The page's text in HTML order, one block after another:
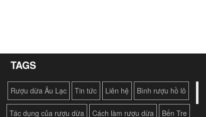
TAGS
Rượu dừa Âu Lạc Tin tức Liên hệ Bình rượu hồ lô
Tác dụng của rượu dừa Cách làm rượu dừa Bến Tre